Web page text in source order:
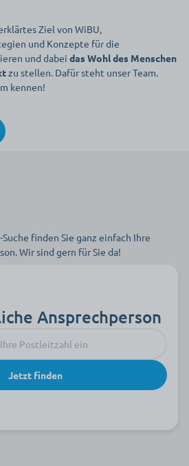
Ziel von WiBU,
und Konzepte für die
und dabei das Wohl des Menschen
zu stellen. Dafür steht unser Team.
kennen!
finden Sie ganz einfach Ihre
Wir sind gern für Sie da!
Ansprechperson
Jetzt finden